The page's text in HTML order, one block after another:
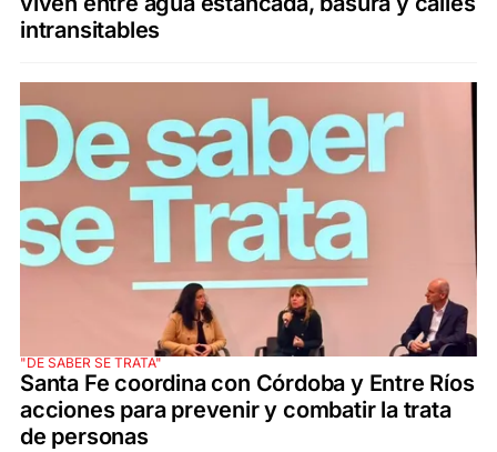
intransitables
"DE SABER SE TRATA"
Santa Fe coordina con Córdoba y Entre Ríos
acciones para prevenir y combatir la trata
de personas